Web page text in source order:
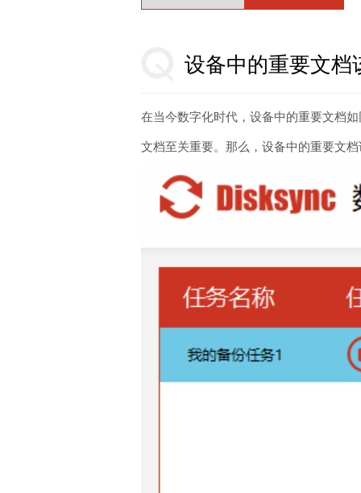
设备中的重要文档
在当今数字化时代，设备中的重要文档
文档至关重要。那么，设备中的重要文